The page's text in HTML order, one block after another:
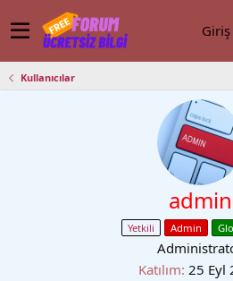
Kullanıcılar
admin
Yetkili Admin
Katılım 25 Eyl